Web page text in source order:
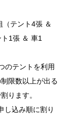
テント4張 ＆
1張 ＆ 車1
のテントを利用
限数以上が出る
ります。
込み順に割り